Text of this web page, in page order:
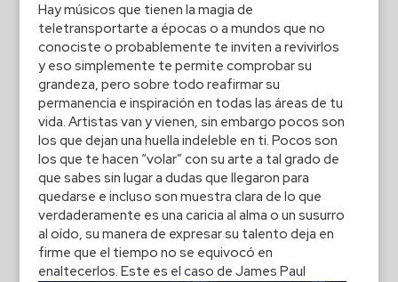
Hay músicos que tienen la magia de
teletransportarte a épocas o a mundos que no
conociste o probablemente te inviten a revivirlos
y eso simplemente te permite comprobar su
grandeza, pero sobre todo reafirmar su
permanencia e inspiración en todas las áreas de tu
vida. Artistas van y vienen, sin embargo pocos son
los que dejan una huella indeleble en ti. Pocos son
los que te hacen “volar” con su arte a tal grado de
que sabes sin lugar a dudas que llegaron para
quedarse e incluso son muestra clara de lo que
verdaderamente es una caricia al alma o un susurro
al oído, su manera de expresar su talento deja en
firme que el tiempo no se equivocó en
enaltecerlos. Este es el caso de James Paul